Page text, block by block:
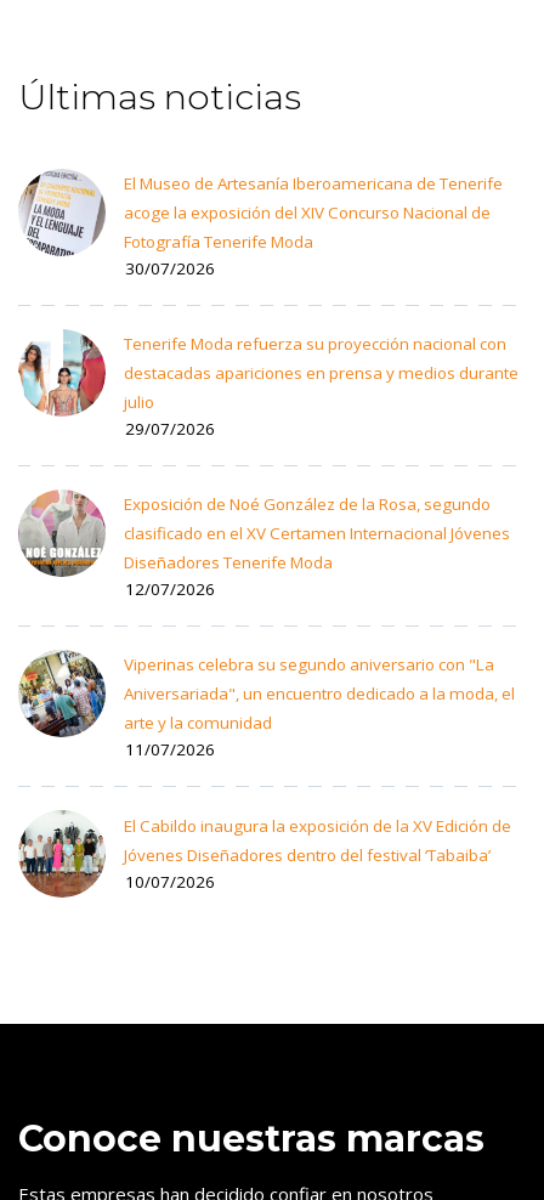
Últimas noticias
El Museo de Artesanía Iberoamericana de Tenerife
acoge la exposición del XIV Concurso Nacional de
Fotografía Tenerife Moda
30/07/2026
Tenerife Moda refuerza su proyección nacional con
destacadas apariciones en prensa y medios durante
julio
29/07/2026
Exposición de Noé González de la Rosa, segundo
clasificado en el XV Certamen Internacional Jóvenes
Diseñadores Tenerife Moda
12/07/2026
Viperinas celebra su segundo aniversario con "La
Aniversariada", un encuentro dedicado a la moda, el
arte y la comunidad
11/07/2026
El Cabildo inaugura la exposición de la XV Edición de
Jóvenes Diseñadores dentro del festival ‘Tabaiba’
10/07/2026
Conoce nuestras marcas
Estas empresas han decidido confiar en nosotros